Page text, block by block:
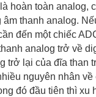
là hoàn toàn analog,
âm thanh analog.
đến một chiếc
analog trở về
trở lại của đĩa than
nguyên nhân
đó đầu tiên thì